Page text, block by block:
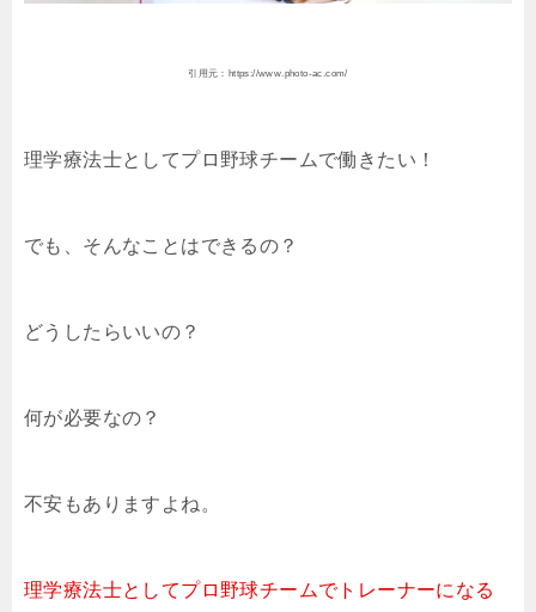
引用元：https://www.photo-ac.com/
理学療法士としてプロ野球チームで働きたい！
でも、そんなことはできるの？
どうしたらいいの？
何が必要なの？
不安もありますよね。
理学療法士としてプロ野球チームでトレーナーになる